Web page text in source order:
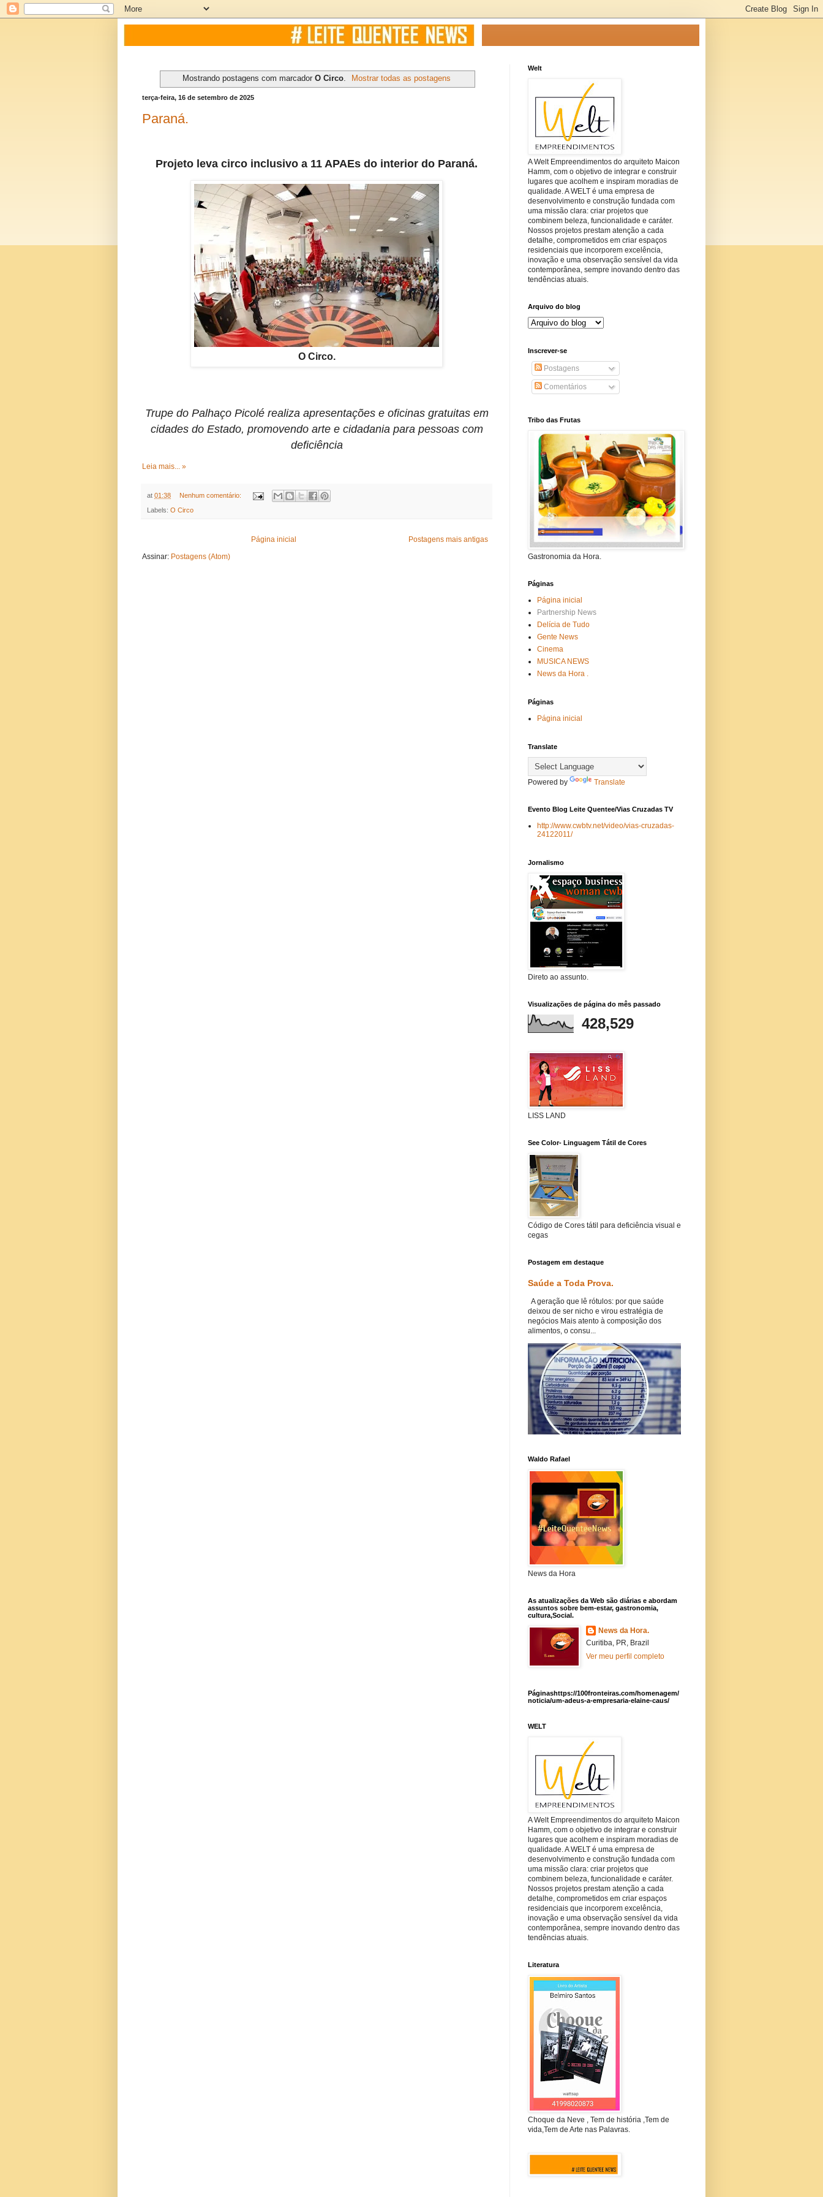
Mostrando postagens com marcador O Circo. Mostrar todas as postagens
terça-feira, 16 de setembro de 2025
Paraná.
Projeto leva circo inclusivo a 11 APAEs do interior do Paraná.
O Circo.
Trupe do Palhaço Picolé realiza apresentações e oficinas gratuitas em
cidades do Estado, promovendo arte e cidadania para pessoas com
deficiência
Leia mais... »
at 01:38 Nenhum comentário:
Labels: O Circo
Postagens mais antigas
Página inicial
Assinar: Postagens (Atom)
Welt
A Welt Empreendimentos do arquiteto Maicon
Hamm, com o objetivo de integrar e construir
lugares que acolhem e inspiram moradias de
qualidade. A WELT é uma empresa de
desenvolvimento e construção fundada com
uma missão clara: criar projetos que
combinem beleza, funcionalidade e caráter.
Nossos projetos prestam atenção a cada
detalhe, comprometidos em criar espaços
residenciais que incorporem excelência,
inovação e uma observação sensível da vida
contemporânea, sempre inovando dentro das
tendências atuais.
Arquivo do blog
Inscrever-se
Postagens
Comentários
Tribo das Frutas
Gastronomia da Hora.
Páginas
Página inicial
Partnership News
Delícia de Tudo
Gente News
Cinema
MUSICA NEWS
News da Hora .
Páginas
Página inicial
Translate
Powered by Translate
Evento Blog Leite Quentee/Vias Cruzadas TV
http://www.cwbtv.net/video/vias-cruzadas-
24122011/
Jornalismo
Direto ao assunto.
Visualizações de página do mês passado
428,529
LISS LAND
See Color- Linguagem Tátil de Cores
Código de Cores tátil para deficiência visual e
cegas
Postagem em destaque
Saúde a Toda Prova.
A geração que lê rótulos: por que saúde
deixou de ser nicho e virou estratégia de
negócios Mais atento à composição dos
alimentos, o consu...
Waldo Rafael
News da Hora
As atualizações da Web são diárias e abordam
assuntos sobre bem-estar, gastronomia,
cultura,Social.
News da Hora.
Curitiba, PR, Brazil
Ver meu perfil completo
Páginashttps://100fronteiras.com/homenagem/
noticia/um-adeus-a-empresaria-elaine-caus/
WELT
A Welt Empreendimentos do arquiteto Maicon
Hamm, com o objetivo de integrar e construir
lugares que acolhem e inspiram moradias de
qualidade. A WELT é uma empresa de
desenvolvimento e construção fundada com
uma missão clara: criar projetos que
combinem beleza, funcionalidade e caráter.
Nossos projetos prestam atenção a cada
detalhe, comprometidos em criar espaços
residenciais que incorporem excelência,
inovação e uma observação sensível da vida
contemporânea, sempre inovando dentro das
tendências atuais.
Literatura
Choque da Neve , Tem de história ,Tem de
vida,Tem de Arte nas Palavras.